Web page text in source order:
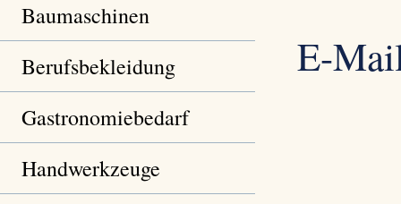
Baumaschinen
Berufsbekleidung
Gastronomiebedarf
Handwerkzeuge
E-